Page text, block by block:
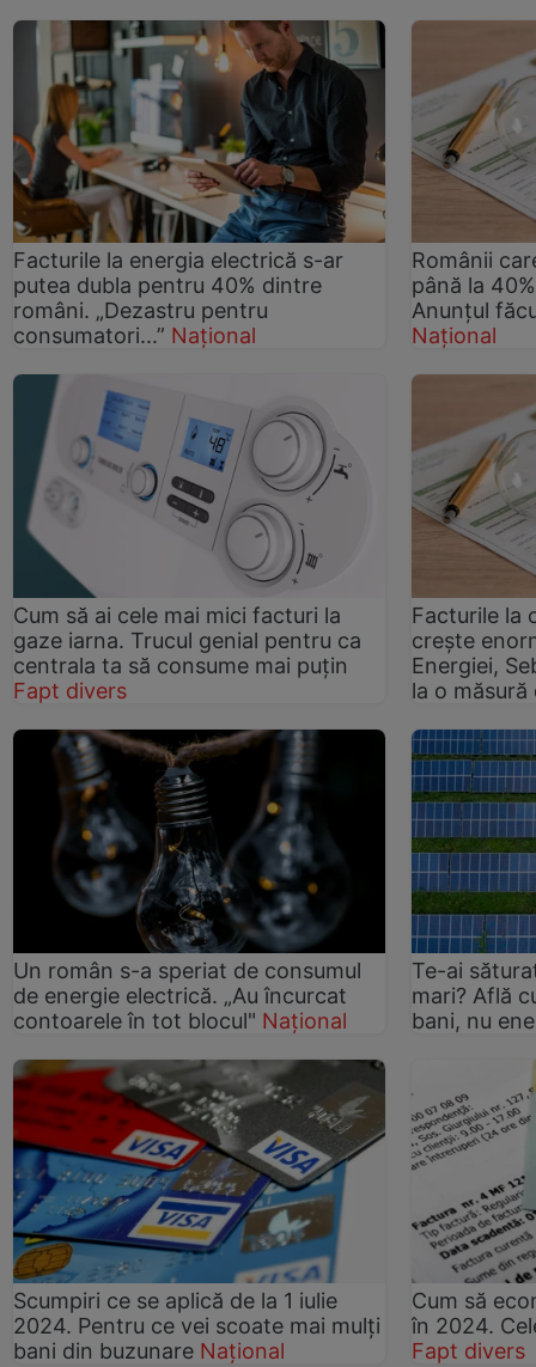
Facturile la energia electrică s-ar
putea dubla pentru 40% dintre
români. „Dezastru pentru
consumatori...” Național
Românii
până la
Anunțul
Național
Cum să ai cele mai mici facturi la
gaze iarna. Trucul genial pentru ca
centrala ta să consume mai puțin
Fapt divers
Facturile la
crește
Energiei,
la o
Un român s-a speriat de consumul
de energie electrică. „Au încurcat
contoarele în tot blocul" Național
Te-ai
mari? Află
bani, nu
Scumpiri ce se aplică de la 1 iulie
2024. Pentru ce vei scoate mai mulți
bani din buzunare Național
Cum să
în 2024.
Fapt divers